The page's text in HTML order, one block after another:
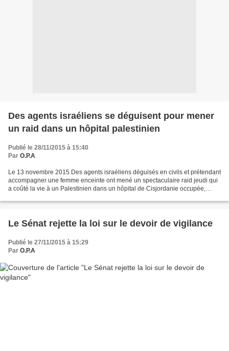
Des agents israéliens se déguisent pour mener
un raid dans un hôpital palestinien
Publié le 28/11/2015 à 15:40
Par O.P.A
Le 13 novembre 2015 Des agents israéliens déguisés en civils et prétendant
accompagner une femme enceinte ont mené un spectaculaire raid jeudi qui
a coûté la vie à un Palestinien dans un hôpital de Cisjordanie occupée,
Le Sénat rejette la loi sur le devoir de vigilance
Publié le 27/11/2015 à 15:29
Par O.P.A